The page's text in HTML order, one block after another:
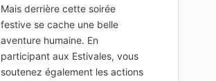
Mais derrière cette soirée
festive se cache une belle
aventure humaine. En
participant aux Estivales, vous
soutenez également les actions